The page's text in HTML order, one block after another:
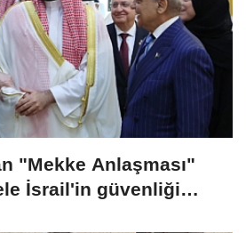
"Mekke Anlaşması"
İsrail'in güvenliği